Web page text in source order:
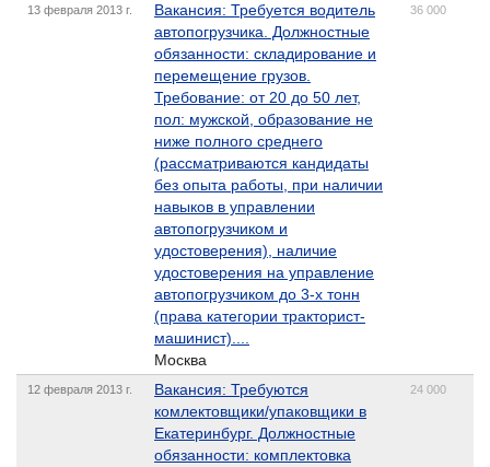
13 февраля 2013 г.
Вакансия: Требуется водитель
автопогрузчика. Должностные
обязанности: складирование и
перемещение грузов.
Требование: от 20 до 50 лет,
пол: мужской, образование не
ниже полного среднего
(рассматриваются кандидаты
без опыта работы, при наличии
навыков в управлении
автопогрузчиком и
удостоверения), наличие
удостоверения на управление
автопогрузчиком до 3-х тонн
(права категории тракторист-
машинист)....
Москва
36 000
12 февраля 2013 г.
Вакансия: Требуются
комлектовщики/упаковщики в
Екатеринбург. Должностные
обязанности: комплектовка
24 000